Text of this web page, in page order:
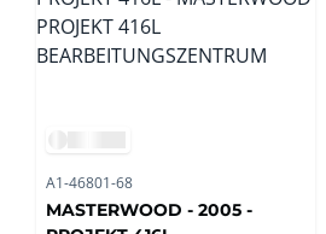
A1-46801-68
MASTERWOOD - 2005 -